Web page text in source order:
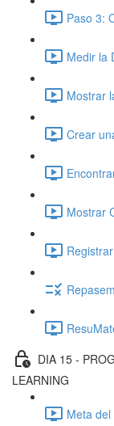
Paso 3:
Medir la
Mostrar
Crear
Mostrar
DIA 15 -
LEARNING
Meta